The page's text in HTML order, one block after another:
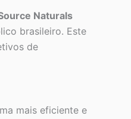
Naturals
brasileiro. Este
de
mais eficiente e